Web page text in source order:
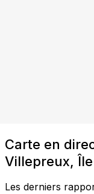
Carte en
Villepreux,
Les derniers